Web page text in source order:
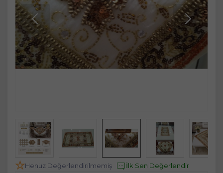
Henüz Değerlendirilmemiş İlk Sen Değerlendir